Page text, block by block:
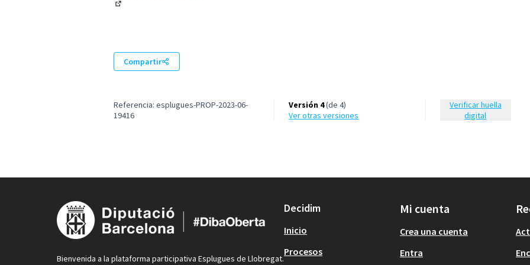
Compartir
Referencia: esplugues-PROP-2023-06-
19416
Versión 4(de 4)
ver otras versiones
Verificar huella
digital
Bienvenida a la plataforma participativa Esplugues de Llobregat.
Decidim
Inicio
Procesos
Mi cuenta
Crea una cuenta
Entra